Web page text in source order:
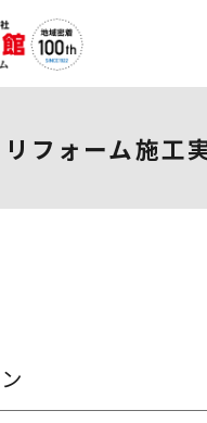
リフォーム施工